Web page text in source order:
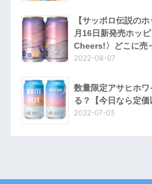
【サッポロ伝説の
月16日新発売ホッ
Cheers!〉どこに売
2022-08-07
数量限定アサヒホ
る？【今日なら定価
2022-07-03